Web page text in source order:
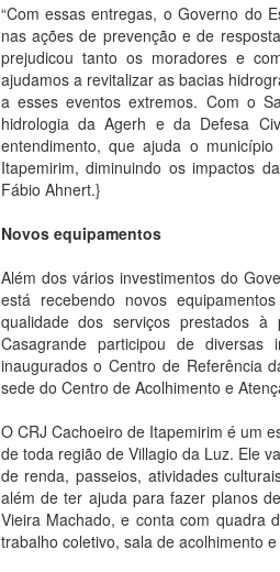
“Com essas entregas, o Governo do
nas ações de prevenção e de
prejudicou tanto os moradores e
ajudamos a revitalizar as bacias
a esses eventos extremos. Com o
hidrologia da Agerh e da Defesa
entendimento, que ajuda o
Itapemirim, diminuindo os impactos
Fábio Ahnert.}
Novos equipamentos
Além dos vários investimentos do
está recebendo novos
qualidade dos serviços prestados
Casagrande participou de
inaugurados o Centro de Referência
sede do Centro de Acolhimento e
O CRJ Cachoeiro de Itapemirim é um
de toda região de Villagio da Luz. Ele
de renda, passeios, atividades
além de ter ajuda para fazer planos
Vieira Machado, e conta com quadra
trabalho coletivo, sala de acolhimento